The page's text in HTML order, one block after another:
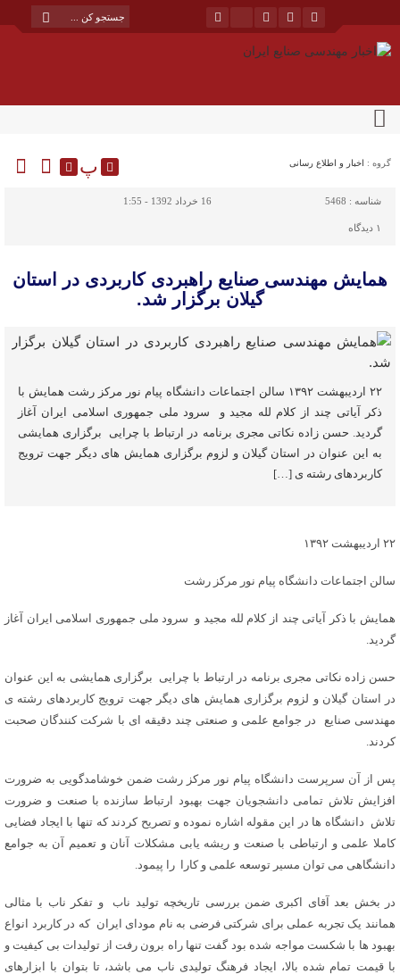
گروه : اخبار و اطلاع رسانی پ
شناسه : 5468 16 خرداد 1392 - 1:55
۱ دیدگاه
همایش مهندسی صنایع راهبردی کاربردی در استان
گیلان برگزار شد.
۲۲ اردیبهشت ۱۳۹۲ سالن اجتماعات دانشگاه پیام نور مرکز رشت همایش با
ذکر آیاتی چند از کلام لله مجید و سرود ملی جمهوری اسلامی ایران آغاز
گردید. حسن زاده نکاتی مجری برنامه در ارتباط با چرایی برگزاری همایشی
به این عنوان در استان گیلان و لزوم برگزاری همایش های دیگر جهت ترویج
کاربردهای رشته ی […]
۲۲ اردیبهشت ۱۳۹۲
سالن اجتماعات دانشگاه پیام نور مرکز رشت
همایش با ذکر آیاتی چند از کلام لله مجید و سرود ملی جمهوری اسلامی ایران آغاز
گردید.
حسن زاده نکاتی مجری برنامه در ارتباط با چرایی برگزاری همایشی به این عنوان
در استان گیلان و لزوم برگزاری همایش های دیگر جهت ترویج کاربردهای رشته ی
مهندسی صنایع در جوامع علمی و صنعتی چند دقیقه ای با شرکت کنندگان صحبت
کردند.
پس از آن سرپرست دانشگاه پیام نور مرکز رشت ضمن خوشامدگویی به ضرورت
افزایش تلاش تمامی دانشجویان جهت بهبود ارتباط سازنده با صنعت و ضرورت
تلاش دانشگاه ها در این مقوله اشاره نموده و تصریح کردند که تنها با ایجاد فضایی
کاملا علمی و ارتباطی با صنعت و ریشه یابی مشکلات آنان و تعمیم آن به جوامع
دانشگاهی می توان مسیر توسعه علمی و کارا را پیمود.
در بخش بعد آقای اکبری ضمن بررسی تاریخچه تولید ناب و تفکر ناب با مثالی
همانند یک تجربه عملی برای شرکتی فرضی به نام مودای ایران که در کاربرد انواع
بهبود ها با شکست مواجه شده بود گفت تنها راه برون رفت از تولیدات بی کیفیت و
با قیمت تمام شده بالا، ایجاد فرهنگ تولیدی ناب می باشد، تا بتوان با ابزارهای